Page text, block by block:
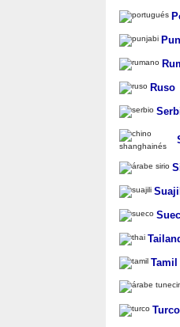
Ruso
Tamil
Turco